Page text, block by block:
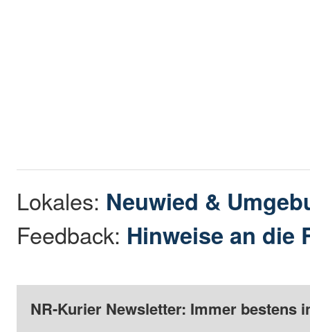
Lokales: Neuwied &
Feedback: Hinweise an die
NR-Kurier Newsletter: Immer bestens